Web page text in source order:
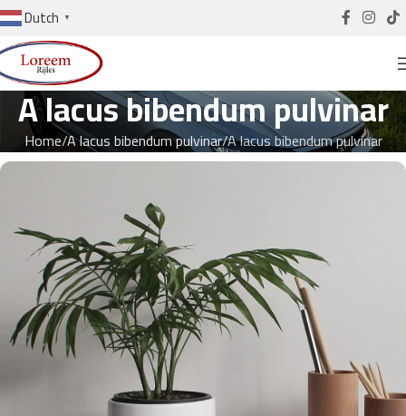
Dutch ▼
A lacus bibendum pulvinar
Home A lacus bibendum pulvinar A lacus bibendum pulvinar